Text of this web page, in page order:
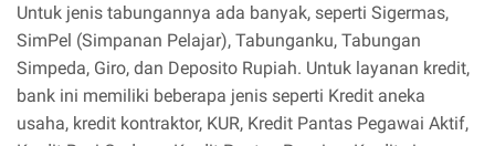
Untuk jenis tabungannya ada banyak, seperti Sigermas,
SimPel (Simpanan Pelajar), Tabunganku, Tabungan
Simpeda, Giro, dan Deposito Rupiah. Untuk layanan kredit,
bank ini memiliki beberapa jenis seperti Kredit aneka
usaha, kredit kontraktor, KUR, Kredit Pantas Pegawai Aktif,